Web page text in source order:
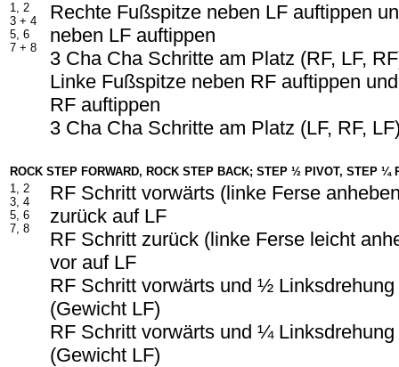
1, 2
3 + 4
5, 6
7 + 8
Rechte Fußspitze neben LF auftippen
neben LF auftippen
3 Cha Cha Schritte am Platz (RF, LF,
Linke Fußspitze neben RF auftippen
RF auftippen
3 Cha Cha Schritte am Platz (LF, RF,
ROCK STEP FORWARD, ROCK STEP BACK; STEP ½ PIVOT, STEP ¼
1, 2
3, 4
5, 6
7, 8
RF Schritt vorwärts (linke Ferse
zurück auf LF
RF Schritt zurück (linke Ferse leicht
vor auf LF
RF Schritt vorwärts und ½
(Gewicht LF)
RF Schritt vorwärts und ¼
(Gewicht LF)